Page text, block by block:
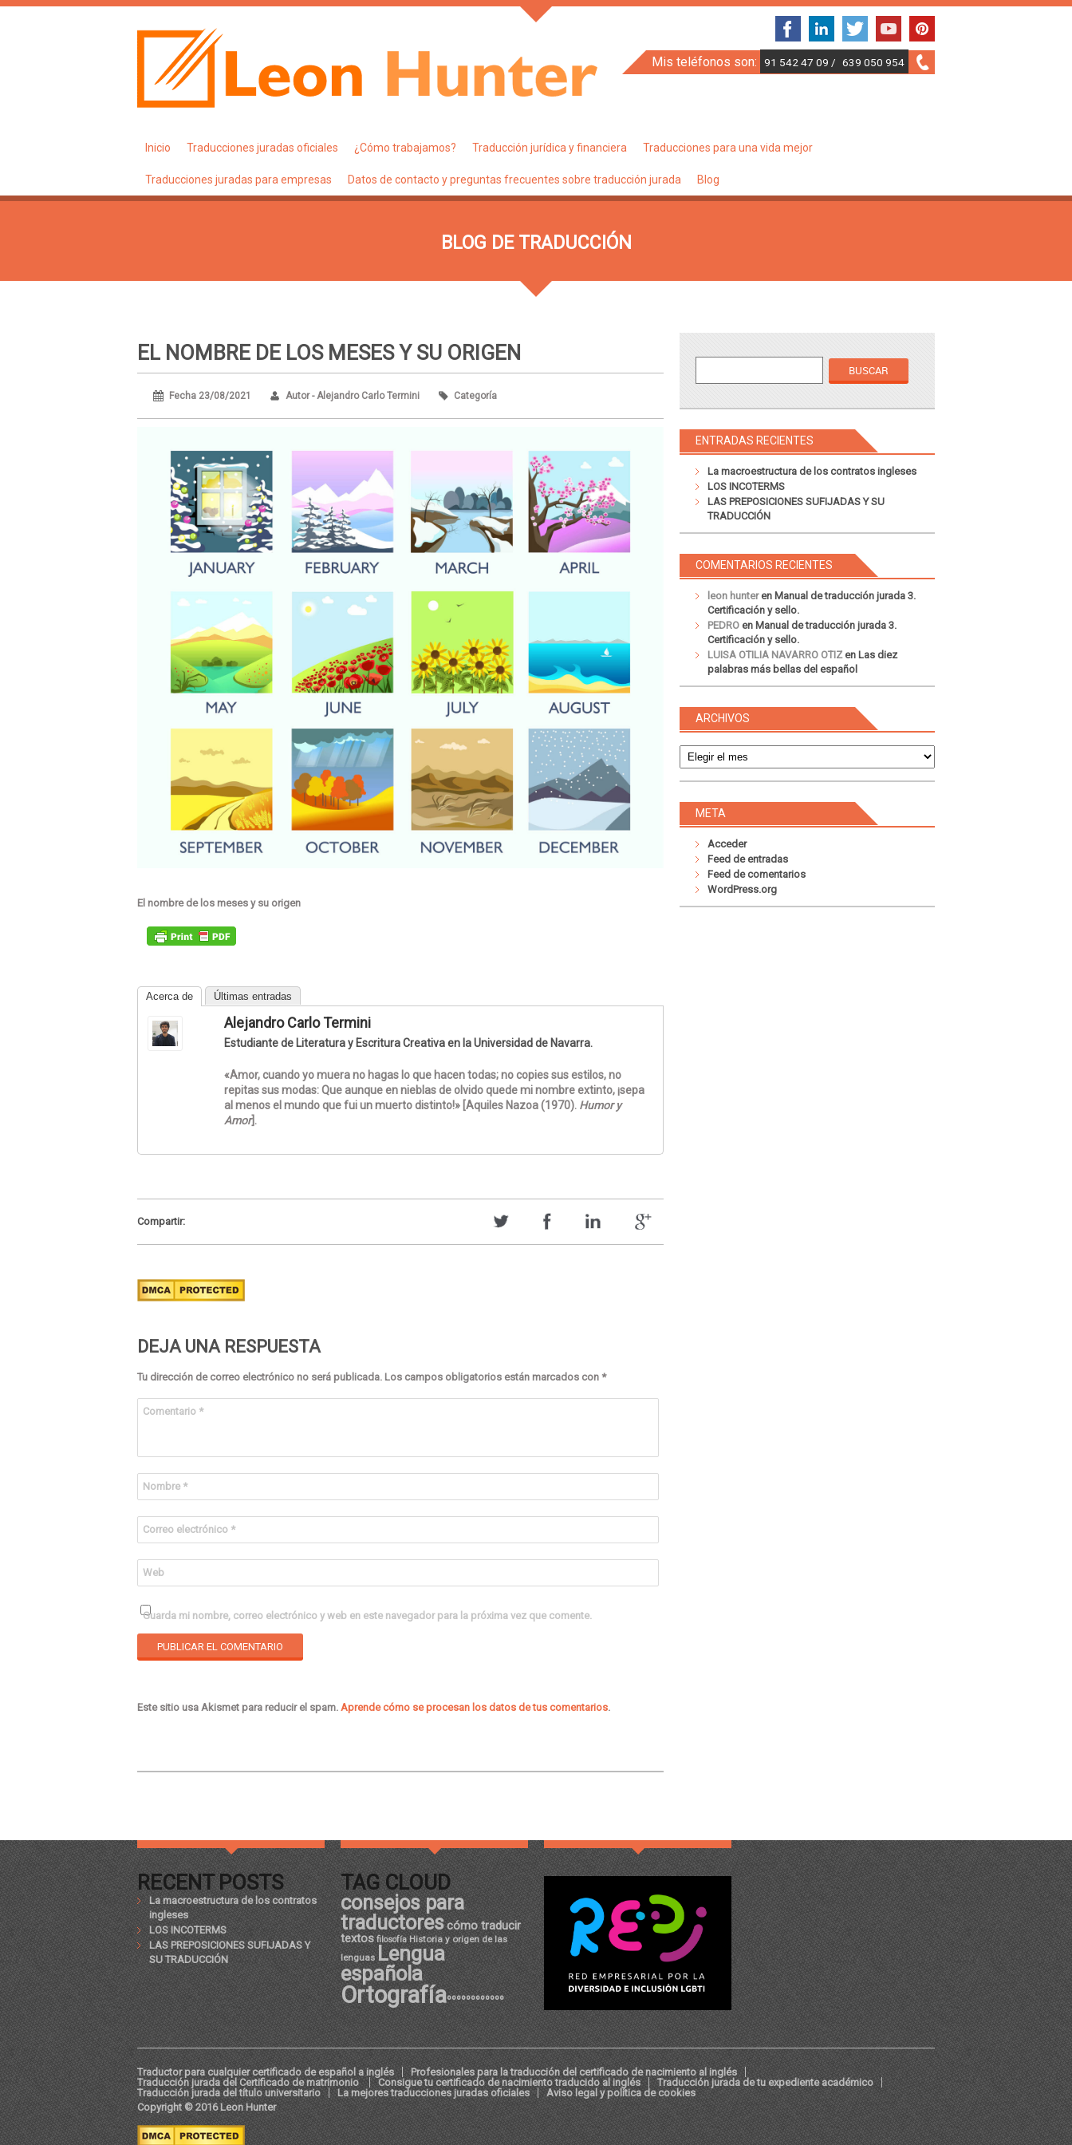
Mis teléfonos son: 91 542 47 09 / 639 050 954
Inicio Traducciones juradas oficiales ¿Cómo trabajamos? Traducción jurídica y financiera Traducciones para una vida mejor
Traducciones juradas para empresas Datos de contacto y preguntas frecuentes sobre traducción jurada Blog
BLOG DE TRADUCCIÓN
EL NOMBRE DE LOS MESES Y SU ORIGEN
Fecha 23/08/2021 Autor - Alejandro Carlo Termini Categoría
El nombre de los meses y su origen
Acerca de Últimas entradas
Alejandro Carlo Termini
Estudiante de Literatura y Escritura Creativa en la Universidad de Navarra.
«Amor, cuando yo muera no hagas lo que hacen todas; no copies sus estilos, no
repitas sus modas: Que aunque en nieblas de olvido quede mi nombre extinto, ¡sepa
al menos el mundo que fui un muerto distinto!» [Aquiles Nazoa (1970). Humor y
Amor].
Compartir:
DEJA UNA RESPUESTA
Tu dirección de correo electrónico no será publicada. Los campos obligatorios están marcados con *
Comentario *
Nombre *
Correo electrónico *
Web
Guarda mi nombre, correo electrónico y web en este navegador para la próxima vez que comente.
Este sitio usa Akismet para reducir el spam. Aprende cómo se procesan los datos de tus comentarios.
ENTRADAS RECIENTES
La macroestructura de los contratos ingleses
LOS INCOTERMS
LAS PREPOSICIONES SUFIJADAS Y SU
TRADUCCIÓN
COMENTARIOS RECIENTES
leon hunteren Manual de traducción jurada 3.
Certificación y sello.
PEDRO en Manual de traducción jurada 3.
Certificación y sello.
LUISA OTILIA NAVARRO OTIZen Las diez
palabras más bellas del español
ARCHIVOS
META
Acceder
Feed de entradas
Feed de comentarios
WordPress.org
RECENT POSTS
La macroestructura de los contratos
ingleses
LOS INCOTERMS
LAS PREPOSICIONES SUFIJADAS Y
SU TRADUCCIÓN
TAG CLOUD
consejos para
traductorescómo traducir
textos filosofía Historia y origen de las
lenguas Lengua
española
Ortografíaºººººººººººº
Traductor para cualquier certificado de español a inglés
Profesionales para la traducción del certificado de nacimiento al inglés
Traducción jurada del Certificado de matrimonio
Consigue tu certificado de nacimiento traducido al inglés
Traducción jurada de tu expediente académico
Traducción jurada del título universitario
La mejores traducciones juradas oficiales
Aviso legal y política de cookies
Copyright © 2016 Leon Hunter